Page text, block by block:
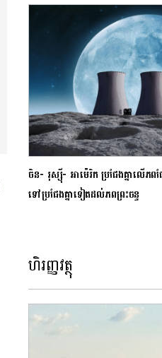
ចិន- រុស្ស៊ី- អាម៉េរិក ប្រជែងគ្នាលើ
ទៅប្រជែងគ្នាទៀតដល់ភពព្រះចន្ទ
ហិរញ្ញវត្ថុ